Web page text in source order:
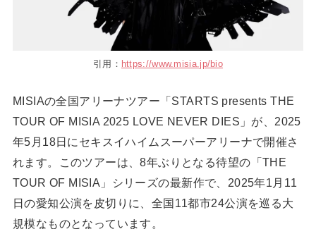
引用： https://www.misia.jp/bio
MISIAの全国アリーナツアー「STARTS presents THE
TOUR OF MISIA 2025 LOVE NEVER DIES」が、2025
年5月18日にセキスイハイムスーパーアリーナで開催さ
れます。このツアーは、8年ぶりとなる待望の「THE
TOUR OF MISIA」シリーズの最新作で、2025年1月11
日の愛知公演を皮切りに、全国11都市24公演を巡る大
規模なものとなっています。